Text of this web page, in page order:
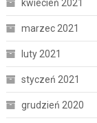
kwiecień 2021
marzec 2021
luty 2021
styczeń 2021
grudzień 2020